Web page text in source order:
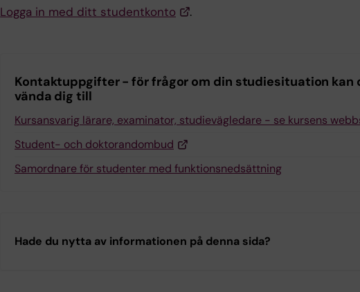
Logga in med ditt studentkonto .
Kontaktuppgifter - för frågor om din studiesituation kan
vända dig till
Kursansvarig lärare, examinator, studievägledare - se kursens
Student- och doktorandombud
Samordnare för studenter med funktionsnedsättning
Hade du nytta av informationen på denna sida?